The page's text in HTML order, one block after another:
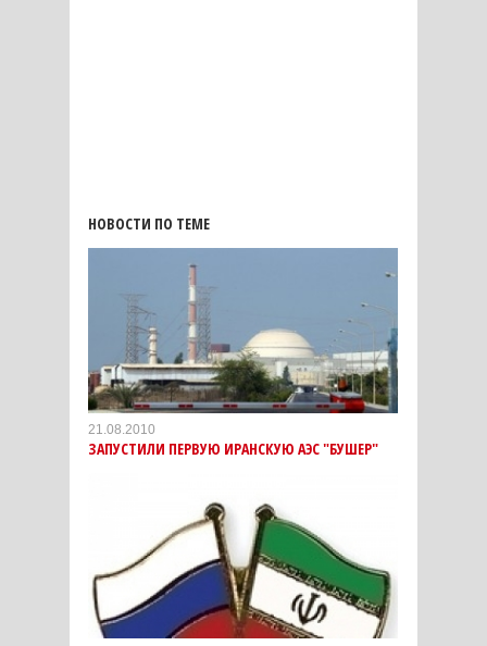
НОВОСТИ ПО ТЕМЕ
21.08.2010
ЗАПУСТИЛИ ПЕРВУЮ ИРАНСКУЮ АЭС "БУШЕР"